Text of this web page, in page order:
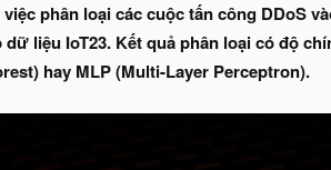
phân loại các cuộc tấn công DDoS
dữ liệu IoT23. Kết quả phân loại có độ
hay MLP (Multi-Layer Perceptron).